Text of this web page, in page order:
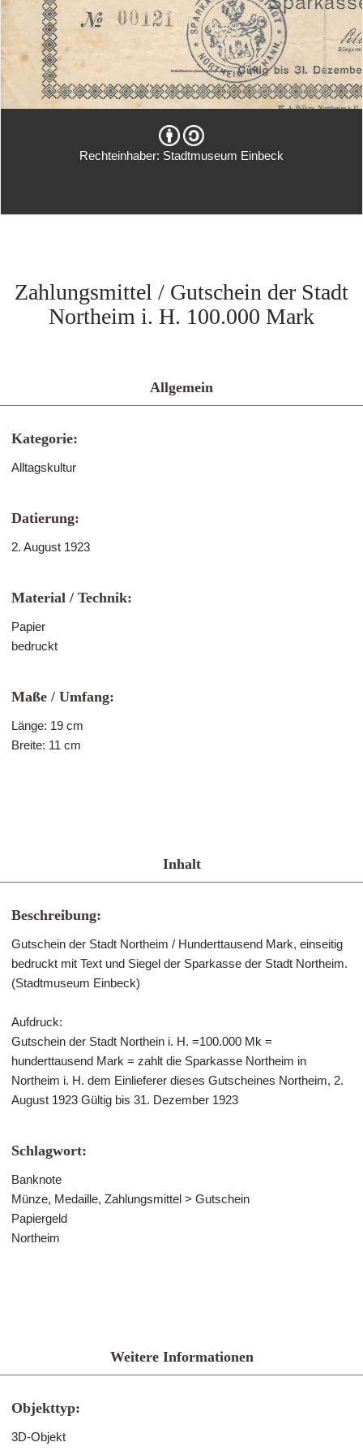
Rechteinhaber: Stadtmuseum Einbeck
Zahlungsmittel / Gutschein der Stadt
Northeim i. H. 100.000 Mark
Allgemein
Kategorie:
Alltagskultur
Datierung:
2. August 1923
Material / Technik:
Papier
bedruckt
Maße / Umfang:
Länge: 19 cm
Breite: 11 cm
Inhalt
Beschreibung:
Gutschein der Stadt Northeim / Hunderttausend Mark, einseitig
bedruckt mit Text und Siegel der Sparkasse der Stadt Northeim.
(Stadtmuseum Einbeck)
Aufdruck:
Gutschein der Stadt Northein i. H. =100.000 Mk =
hunderttausend Mark = zahlt die Sparkasse Northeim in
Northeim i. H. dem Einlieferer dieses Gutscheines Northeim, 2.
August 1923 Gültig bis 31. Dezember 1923
Schlagwort:
Banknote
Münze, Medaille, Zahlungsmittel > Gutschein
Papiergeld
Northeim
Weitere Informationen
Objekttyp:
3D-Objekt